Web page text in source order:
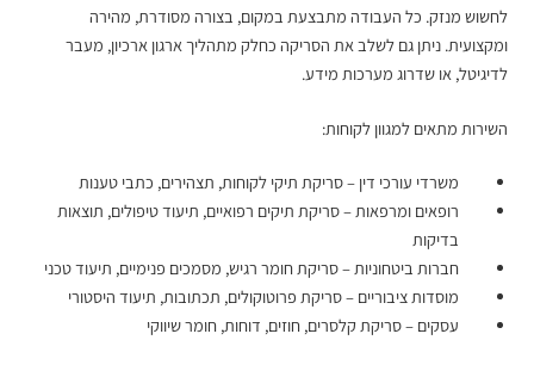
לחשוש מנזק. כל העבודה מתבצעת במקום, בצורה מסודרת, מהירה
ומקצועית. ניתן גם לשלב את הסריקה כחלק מתהליך ארגון ארכיון, מעבר
לדיגיטל, או שדרוג מערכות מידע.
השירות מתאים למגוון לקוחות:
משרדי עורכי דין – סריקת תיקי לקוחות, תצהירים, כתבי טענות
רופאים ומרפאות – סריקת תיקים רפואיים, תיעוד טיפולים, תוצאות
בדיקות
חברות ביטחוניות – סריקת חומר רגיש, מסמכים פנימיים, תיעוד טכני
מוסדות ציבוריים – סריקת פרוטוקולים, תכתובות, תיעוד היסטורי
עסקים – סריקת קלסרים, חוזים, דוחות, חומר שיווקי